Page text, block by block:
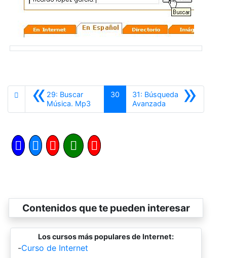
«29: Buscar
Música. Mp3
30 »
31: Búsqueda
AvanzadaSiguiente
Contenidos que te pueden interesar
Los cursos más populares de Internet:
-Curso de Internet